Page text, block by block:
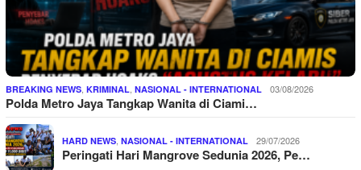
BREAKING NEWS KRIMINAL NASIONAL - INTERNATIONAL 03/08/2026
Polda Metro Jaya Tangkap Wanita di Ciami…
HARD NEWS NASIONAL - INTERNATIONAL 29/07/2026
Peringati Hari Mangrove Sedunia 2026, Pe…